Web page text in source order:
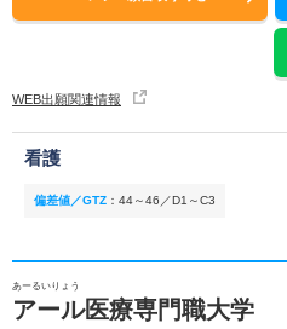
WEB出願関連情報
看護
偏差値／GTZ ： 44～46／D1～C3
あーるいりょう
アール医療専門職大学